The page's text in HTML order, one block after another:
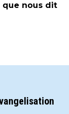
que nous dit